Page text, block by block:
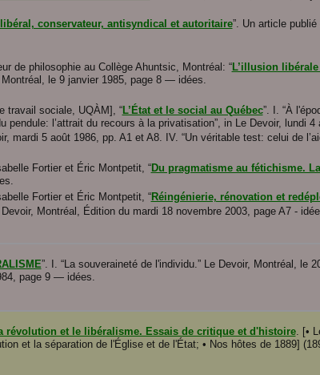
conservateur, antisyndical et autoritaire”. Un article
de philosophie au Collège Ahuntsic, Montréal: “L’illusion
le 9 janvier 1985, page 8 — idées.
travail sociale, UQÀM], “L’État et le social au Québec”. I. “À
pendule: l’attrait du recours à la privatisation”, in Le Devoir, lundi
mardi 5 août 1986, pp. A1 et A8. IV. “Un véritable test: celui de
Fortier et Éric Montpetit, “Du pragmatisme au fétichisme.
Fortier et Éric Montpetit, “Réingénierie, rénovation et
Devoir, Montréal, Édition du mardi 18 novembre 2003, page A7 -
”. I. “La souveraineté de l'individu.” Le Devoir, Montréal, le
page 9 — idées.
révolution et le libéralisme. Essais de critique et d'histoire. [•
et la séparation de l'Église et de l'État; • Nos hôtes de 1889]